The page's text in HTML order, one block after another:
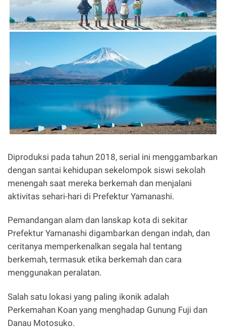
Diproduksi pada tahun 2018, serial ini menggambarkan
dengan santai kehidupan sekelompok siswi sekolah
menengah saat mereka berkemah dan menjalani
aktivitas sehari-hari di Prefektur Yamanashi.
Pemandangan alam dan lanskap kota di sekitar
Prefektur Yamanashi digambarkan dengan indah, dan
ceritanya memperkenalkan segala hal tentang
berkemah, termasuk etika berkemah dan cara
menggunakan peralatan.
Salah satu lokasi yang paling ikonik adalah
Perkemahan Koan yang menghadap Gunung Fuji dan
Danau Motosuko.